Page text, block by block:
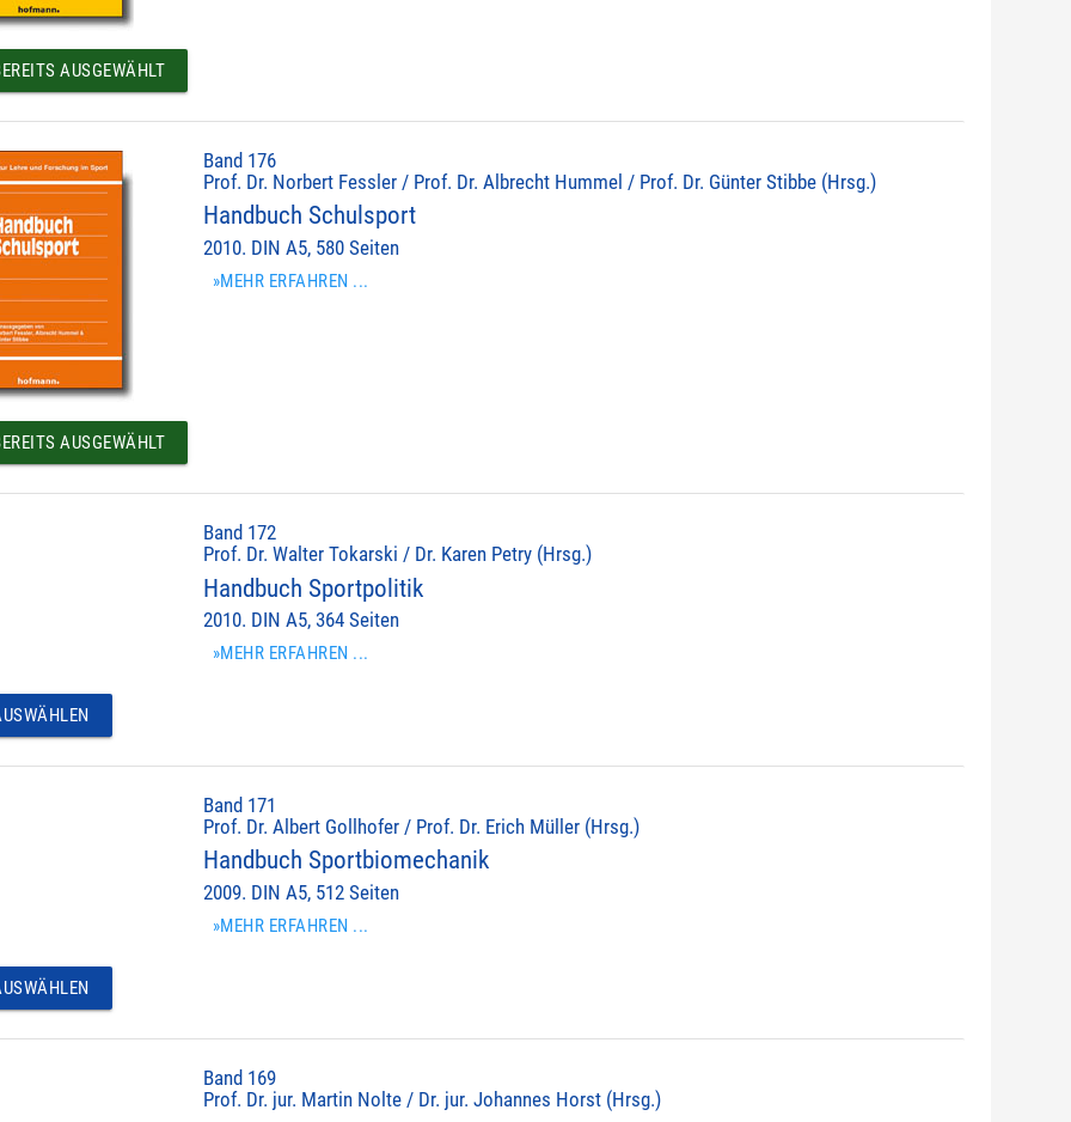
AUSGEWÄHLT
Band 176
Prof. Dr. Norbert Fessler / Prof. Dr. Albrecht Hummel / Prof. Dr. Günter Stibbe (Hrsg.)
Handbuch Schulsport
2010. DIN A5, 580 Seiten
»MEHR ERFAHREN ...
AUSGEWÄHLT
Band 172
Prof. Dr. Walter Tokarski / Dr. Karen Petry (Hrsg.)
Handbuch Sportpolitik
2010. DIN A5, 364 Seiten
»MEHR ERFAHREN ...
Band 171
Prof. Dr. Albert Gollhofer / Prof. Dr. Erich Müller (Hrsg.)
Handbuch Sportbiomechanik
2009. DIN A5, 512 Seiten
»MEHR ERFAHREN ...
Band 169
Prof. Dr. jur. Martin Nolte / Dr. jur. Johannes Horst (Hrsg.)